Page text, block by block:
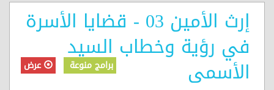
إرث الأمين 03 - قضايا الأسرة
في رؤية وخطاب السيد
الأسمى برامج منوعة عرض